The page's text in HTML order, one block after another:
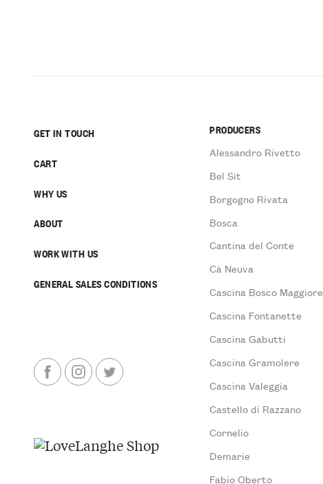
GET IN TOUCH
CART
WHY US
ABOUT
WORK WITH US
GENERAL SALES CONDITIONS
PRODUCERS
Alessandro Rivetto
Bel Sit
Borgogno Rivata
Bosca
Cantina del Conte
Cà Neuva
Cascina Bosco Maggiore
Cascina Fontanette
Cascina Gabutti
Cascina Gramolere
Cascina Valeggia
Castello di Razzano
Cornelio
Demarie
Fabio Oberto